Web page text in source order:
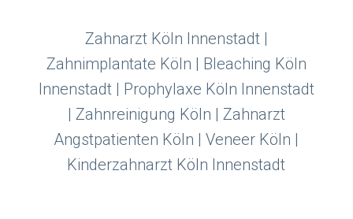
Zahnarzt Köln Innenstadt |
Zahnimplantate Köln | Bleaching Köln
Innenstadt | Prophylaxe Köln Innenstadt
| Zahnreinigung Köln | Zahnarzt
Angstpatienten Köln | Veneer Köln |
Kinderzahnarzt Köln Innenstadt